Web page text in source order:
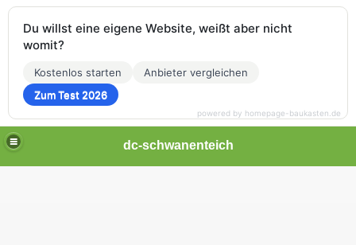
dc-schwanenteich
Du willst eine eigene Website, weißt aber nicht
womit?
Kostenlos starten
Anbieter vergleichen
Zum Test 2026
powered by homepage-baukasten.de